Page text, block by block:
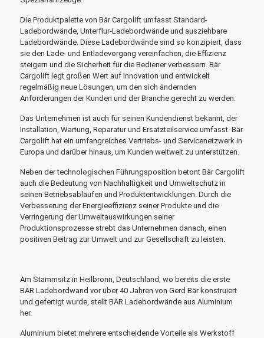
Die Produktpalette von Bär Cargolift umfasst Standard-
Ladebordwände, Unterflur-Ladebordwände und ausziehbare
Ladebordwände. Diese Ladebordwände sind so konzipiert, dass
sie den Lade- und Entladevorgang vereinfachen, die Effizienz
steigern und die Sicherheit für die Bediener verbessern. Bär
Cargolift legt großen Wert auf Innovation und entwickelt
regelmäßig neue Lösungen, um den sich ändernden
Anforderungen der Kunden und der Branche gerecht zu werden.
Das Unternehmen ist auch für seinen Kundendienst bekannt, der
Installation, Wartung, Reparatur und Ersatzteilservice umfasst. Bär
Cargolift hat ein umfangreiches Vertriebs- und Servicenetzwerk in
Europa und darüber hinaus, um Kunden weltweit zu unterstützen.
Neben der technologischen Führungsposition betont Bär Cargolift
auch die Bedeutung von Nachhaltigkeit und Umweltschutz in
seinen Betriebsabläufen und Produktentwicklungen. Durch die
Verbesserung der Energieeffizienz seiner Produkte und die
Verringerung der Umweltauswirkungen seiner
Produktionsprozesse strebt das Unternehmen danach, einen
positiven Beitrag zur Umwelt und zur Gesellschaft zu leisten.
Am Stammsitz in Heilbronn, Deutschland, wo bereits die erste
BÄR Ladebordwand vor über 40 Jahren von Gerd Bär konstruiert
und gefertigt wurde, stellt BÄR Ladebordwände aus Aluminium
her.
Aluminium bietet mehrere entscheidende Vorteile als Werkstoff